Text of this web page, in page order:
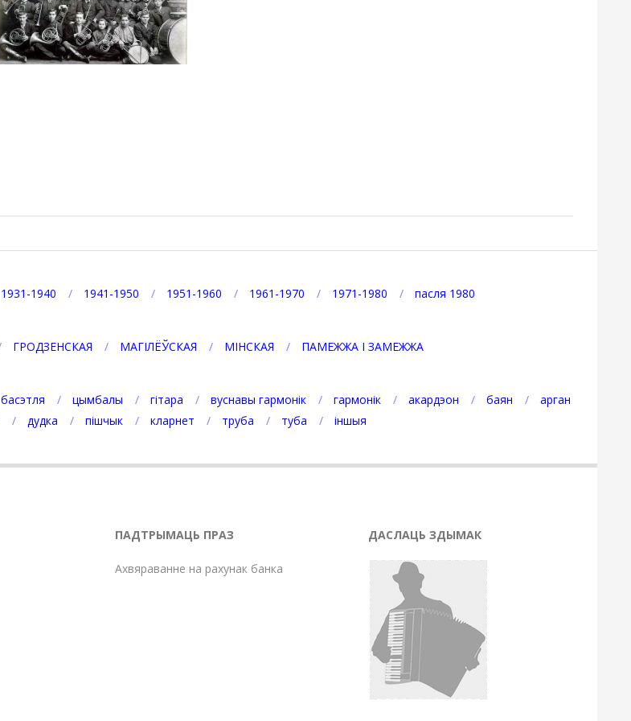
1931-1940 1941-1950 1951-1960 1961-1970 1971-1980 пасля 1980
ГРОДЗЕНСКАЯ МАГІЛЁЎСКАЯ МІНСКАЯ ПАМЕЖЖА І ЗАМЕЖЖА
басэтля цымбалы гітара вуснавы гармонік гармонік акардэон баян
арган
дудка пішчык кларнет труба туба іншыя
ПАДТРЫМАЦЬ ПРАЗ
Ахвяраванне на рахунак банка
ДАСЛАЦЬ ЗДЫМАК